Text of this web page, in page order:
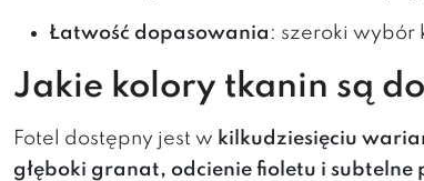
Łatwość dopasowania : szeroki
Jakie kolory tkanin są
Fotel dostępny jest w kilkudziesięciu
głęboki granat, odcienie fioletu i subtelne